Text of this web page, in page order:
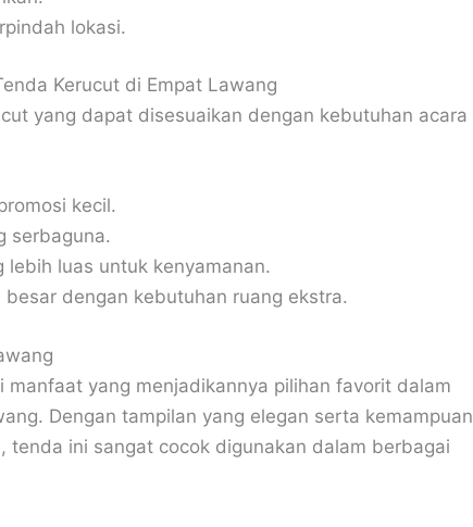
lokasi.
Kerucut di Empat Lawang
yang dapat disesuaikan dengan kebutuhan acara
kecil.
serbaguna.
lebih luas untuk kenyamanan.
besar dengan kebutuhan ruang ekstra.
yang menjadikannya pilihan favorit dalam
Dengan tampilan yang elegan serta kemampuan
tenda ini sangat cocok digunakan dalam berbagai